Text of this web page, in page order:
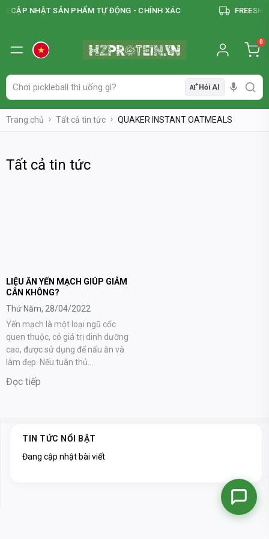
CẬP NHẬT SẢN PHẨM TỰ ĐỘNG - CHÍNH XÁC
AI Hỏi AI
0
Trang chủ Tất cả tin tức QUAKER INSTANT OATMEALS
Tất cả tin tức
LIỆU ĂN YẾN MẠCH GIÚP GIẢM
CÂN KHÔNG?
Thứ Năm, 28/04/2022
Yến mạch là một loại ngũ cốc
quen thuộc, có giá trị dinh dưỡng
cao, được sử dụng để nấu ăn và
làm đẹp. Nếu tuân thủ...
Đọc tiếp
TIN TỨC NỔI BẬT
Đang cập nhật bài viết